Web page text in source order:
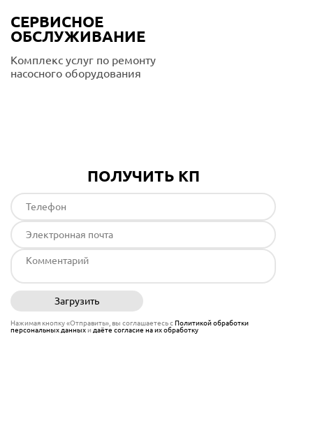
СЕРВИСНОЕ
ОБСЛУЖИВАНИЕ
Комплекс услуг по ремонту
насосного оборудования
ПОЛУЧИТЬ КП
Загрузить
Нажимая кнопку «Отправить», вы соглашаетесь сПолитикой обработки
персональных данныхи даёте согласие на их обработку